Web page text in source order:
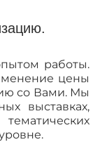
работы.
цены
со Вами. Мы
выставках,